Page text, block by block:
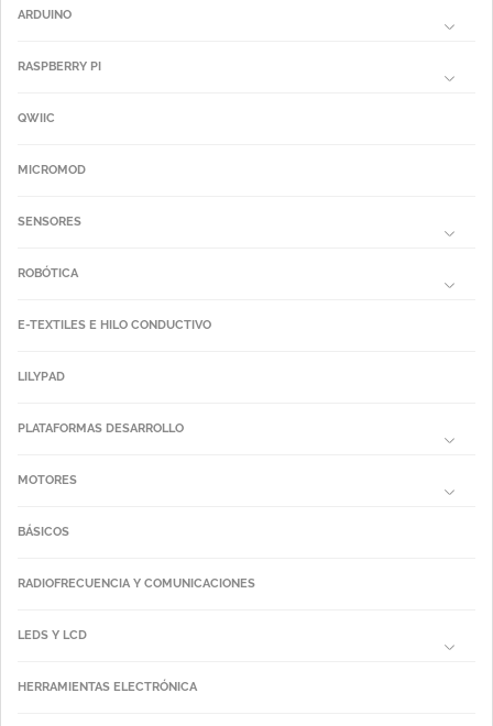
ARDUINO
RASPBERRY PI
QWIIC
MICROMOD
SENSORES
ROBÓTICA
E-TEXTILES E HILO CONDUCTIVO
LILYPAD
PLATAFORMAS DESARROLLO
MOTORES
BÁSICOS
RADIOFRECUENCIA Y COMUNICACIONES
LEDS Y LCD
HERRAMIENTAS ELECTRÓNICA